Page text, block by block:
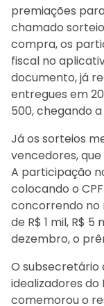
premiações
chamado
compra, os
fiscal no
documento, já
entregues em
500, chegando
Já os sorteios
vencedores, que
A participação
colocando o
concorrendo no
de R$ 1 mil, R$
dezembro, o
O subsecretário
idealizadores do
comemorou o